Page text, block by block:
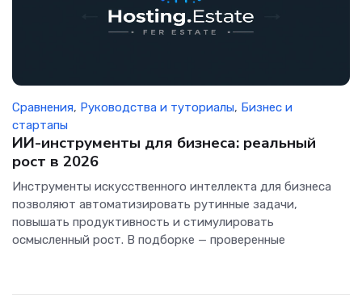
Сравнения, Руководства и туториалы, Бизнес и
стартапы
ИИ-инструменты для бизнеса: реальный
рост в 2026
Инструменты искусственного интеллекта для бизнеса
позволяют автоматизировать рутинные задачи,
повышать продуктивность и стимулировать
осмысленный рост. В подборке — проверенные